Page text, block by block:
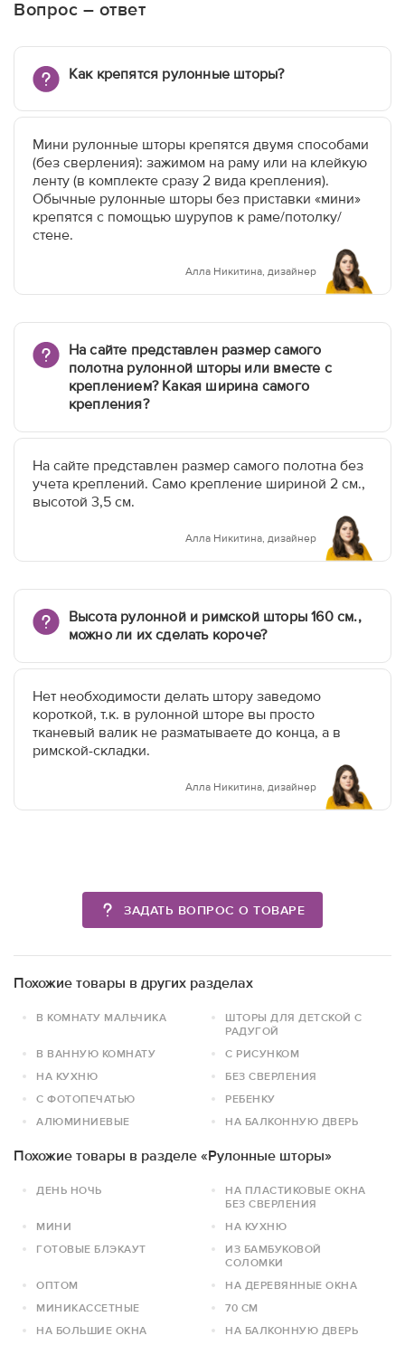
Вопрос – ответ
Как крепятся рулонные шторы?
Мини рулонные шторы крепятся двумя способами
(без сверления): зажимом на раму или на клейкую
ленту (в комплекте сразу 2 вида крепления).
Обычные рулонные шторы без приставки «мини»
крепятся с помощью шурупов к раме/потолку/
стене.
Алла Никитина, дизайнер
На сайте представлен размер самого
полотна рулонной шторы или вместе с
креплением? Какая ширина самого
крепления?
На сайте представлен размер самого полотна без
учета креплений. Само крепление шириной 2 см.,
высотой 3,5 см.
Алла Никитина, дизайнер
Высота рулонной и римской шторы 160 см.,
можно ли их сделать короче?
Нет необходимости делать штору заведомо
короткой, т.к. в рулонной шторе вы просто
тканевый валик не разматываете до конца, а в
римской-складки.
Алла Никитина, дизайнер
ЗАДАТЬ ВОПРОС О ТОВАРЕ
Похожие товары в других разделах
В КОМНАТУ МАЛЬЧИКА
ШТОРЫ ДЛЯ ДЕТСКОЙ С
РАДУГОЙ
В ВАННУЮ КОМНАТУ
С РИСУНКОМ
НА КУХНЮ
БЕЗ СВЕРЛЕНИЯ
С ФОТОПЕЧАТЬЮ
РЕБЕНКУ
АЛЮМИНИЕВЫЕ
НА БАЛКОННУЮ ДВЕРЬ
Похожие товары в разделе «Рулонные шторы»
ДЕНЬ НОЧЬ
НА ПЛАСТИКОВЫЕ ОКНА
БЕЗ СВЕРЛЕНИЯ
МИНИ
НА КУХНЮ
ГОТОВЫЕ БЛЭКАУТ
ИЗ БАМБУКОВОЙ
СОЛОМКИ
ОПТОМ
НА ДЕРЕВЯННЫЕ ОКНА
МИНИКАССЕТНЫЕ
70 СМ
НА БОЛЬШИЕ ОКНА
НА БАЛКОННУЮ ДВЕРЬ